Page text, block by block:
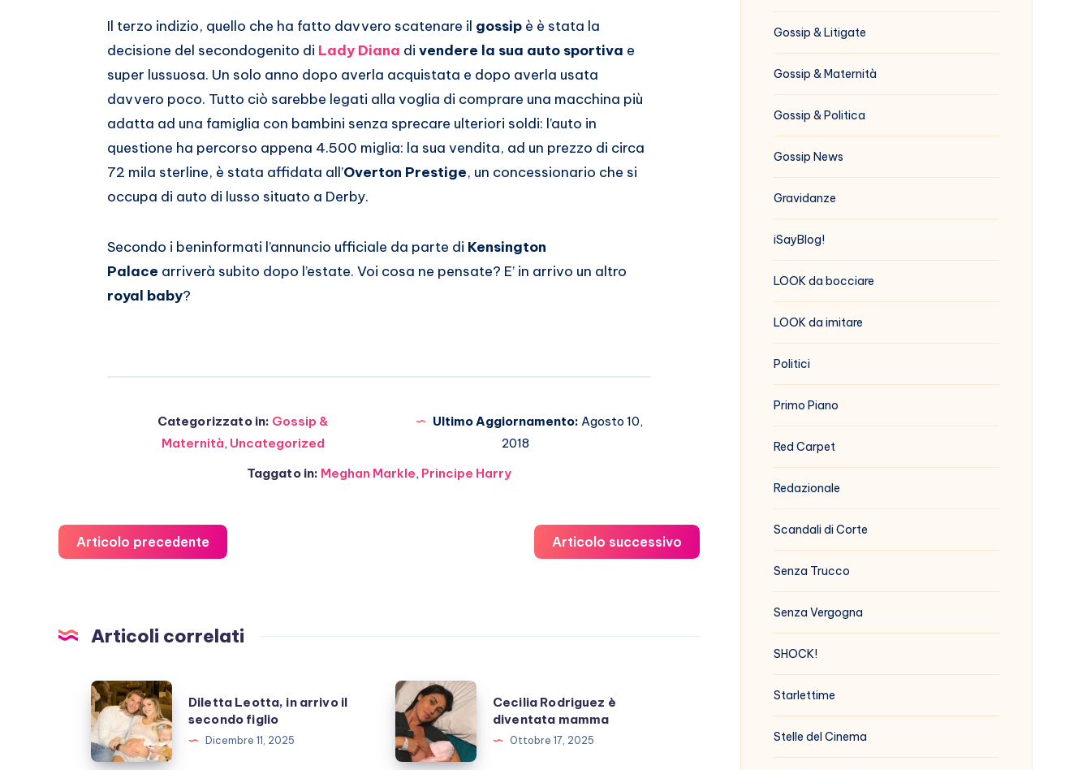
Il terzo indizio, quello che ha fatto davvero scatenare il gossip è è stata la
decisione del secondogenito di Lady Diana di vendere la sua auto sportiva e
super lussuosa. Un solo anno dopo averla acquistata e dopo averla usata
davvero poco. Tutto ciò sarebbe legati alla voglia di comprare una macchina più
adatta ad una famiglia con bambini senza sprecare ulteriori soldi: l’auto in
questione ha percorso appena 4.500 miglia: la sua vendita, ad un prezzo di circa
72 mila sterline, è stata affidata all’Overton Prestige, un concessionario che si
occupa di auto di lusso situato a Derby.
Secondo i beninformati l’annuncio ufficiale da parte di Kensington
Palace arriverà subito dopo l’estate. Voi cosa ne pensate? E’ in arrivo un altro
royal baby?
Categorizzato in: Gossip &
Maternità, Uncategorized
Ultimo Aggiornamento: Agosto 10,
2018
Taggato in: Meghan Markle, Principe Harry
Articolo precedente Articolo successivo
Articoli correlati
Diletta
Leotta,
in
arrivo
Diletta Leotta, in arrivo il
secondo figlio
Dicembre 11, 2025
Cecilia
Rodriguez
è
diventata
Cecilia Rodriguez è
diventata mamma
Ottobre 17, 2025
Gossip & Litigate
Gossip & Maternità
Gossip & Politica
Gossip News
Gravidanze
iSayBlog!
LOOK da bocciare
LOOK da imitare
Politici
Primo Piano
Red Carpet
Redazionale
Scandali di Corte
Senza Trucco
Senza Vergogna
SHOCK!
Starlettime
Stelle del Cinema